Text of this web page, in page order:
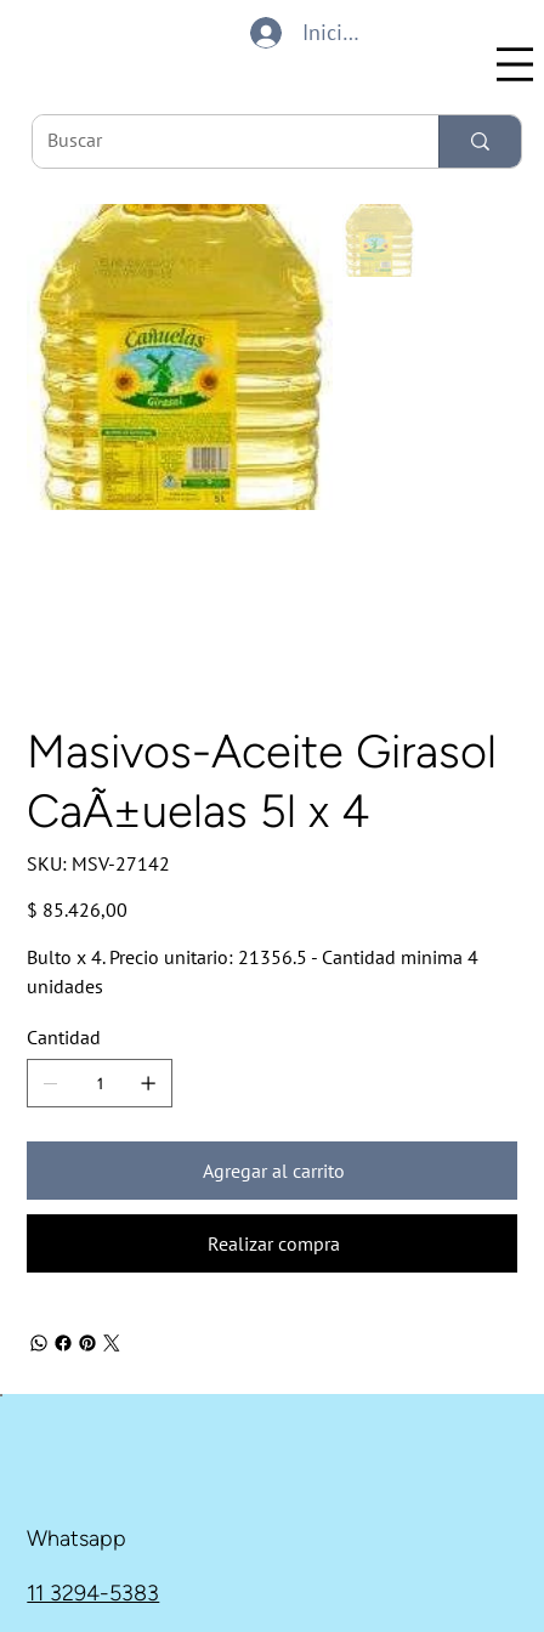
Iniciar sesión
Masivos-Aceite Girasol
CaÃ±uelas 5l x 4
SKU: SKU
MSV-
MSV-27142
Precio
$ 85.426,00
Bulto x 4. Precio unitario: 21356.5 - Cantidad minima 4
unidades
Cantidad
Agregar al carrito
Realizar compra
Whatsapp
11 3294-5383